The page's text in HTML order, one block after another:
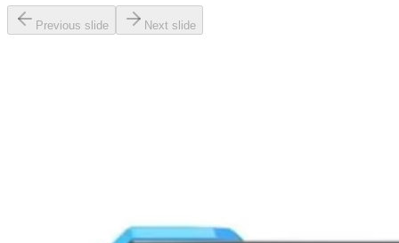
Previous slide Next slide